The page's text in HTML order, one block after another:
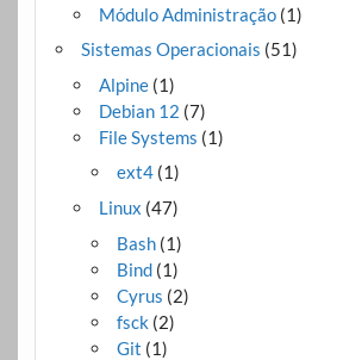
Módulo Administração(1)
Sistemas Operacionais (51)
Alpine(1)
Debian 12 (7)
File Systems (1)
ext4 (1)
Linux (47)
Bash (1)
Bind (1)
Cyrus (2)
fsck (2)
Git (1)